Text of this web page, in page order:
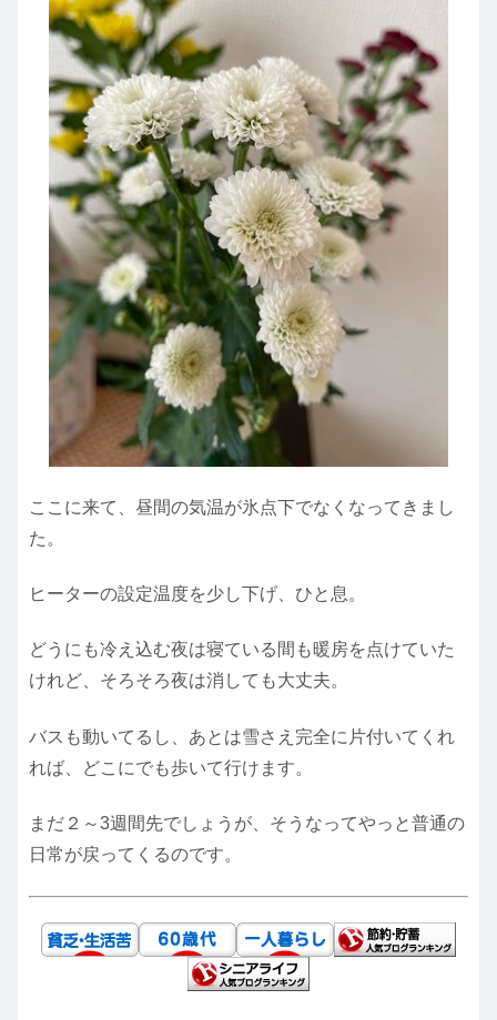
ここに来て、昼間の気温が氷点下でなくなってきまし
た。
ヒーターの設定温度を少し下げ、ひと息。
どうにも冷え込む夜は寝ている間も暖房を点けていた
けれど、そろそろ夜は消しても大丈夫。
バスも動いてるし、あとは雪さえ完全に片付いてくれ
れば、どこにでも歩いて行けます。
まだ２～3週間先でしょうが、そうなってやっと普通の
日常が戻ってくるのです。